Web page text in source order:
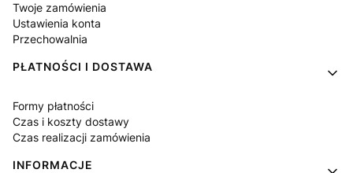
Twoje zamówienia
Ustawienia konta
Przechowalnia
PŁATNOŚCI I DOSTAWA
Formy płatności
Czas i koszty dostawy
Czas realizacji zamówienia
INFORMACJE